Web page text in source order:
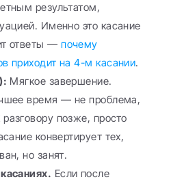
результатом,
Именно это касание
ответы — почему
приходит на 4-м касании.
Мягкое завершение.
время — не проблема,
позже, просто
конвертирует тех,
но занят.
Если после